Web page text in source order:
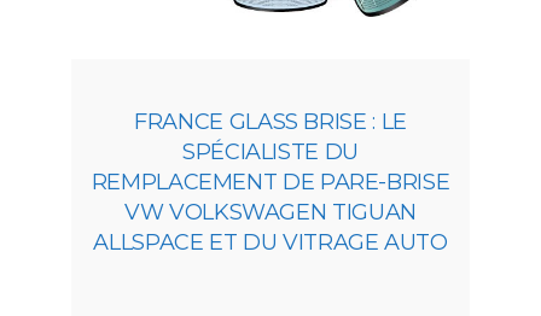
FRANCE GLASS BRISE : LE
SPÉCIALISTE DU
REMPLACEMENT DE PARE-BRISE
VW VOLKSWAGEN TIGUAN
ALLSPACE ET DU VITRAGE AUTO